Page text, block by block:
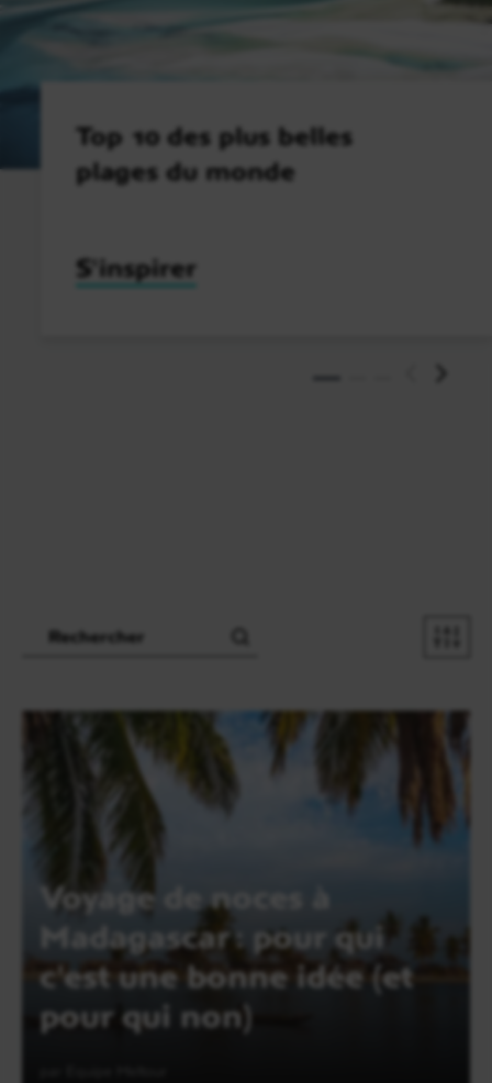
Top 10 des plus belles
plages du monde
S'inspirer
Recherche
Voyage de noces à
Madagascar : pour qui
c'est une bonne idée (et
pour qui non)